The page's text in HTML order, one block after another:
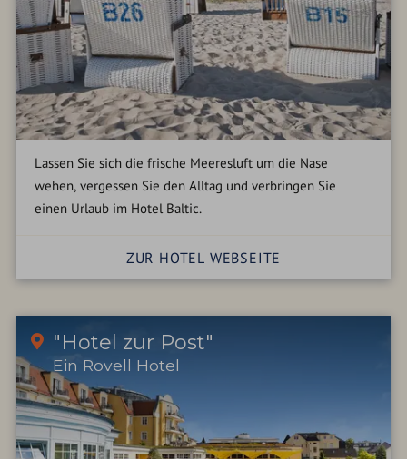
Lassen Sie sich die frische Meeresluft um die Nase
wehen, vergessen Sie den Alltag und verbringen Sie
einen Urlaub im Hotel Baltic.
ZUR HOTEL WEBSEITE
"Hotel zur Post"
Ein Rovell Hotel